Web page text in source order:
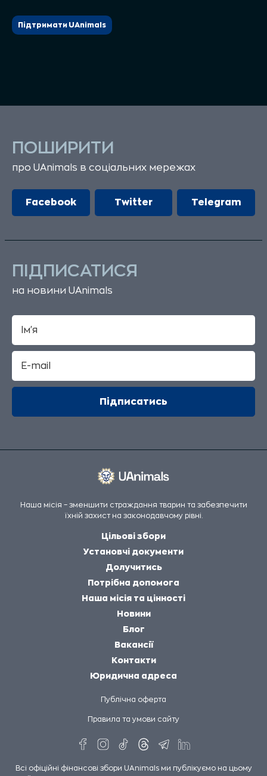
Підтримати UAnimals
ПОШИРИТИ
про UAnimals в соціальних мережах
Facebook Twitter Telegram
ПІДПИСАТИСЯ
на новини UAnimals
Наша місія – зменшити страждання тварин та забезпечити
їхній захист на законодавчому рівні.
Цільові збори
Установчі документи
Долучитись
Потрібна допомога
Наша місія та цінності
Новини
Блог
Вакансії
Контакти
Юридична адреса
Публічна оферта
Правила та умови сайту
Всі офіційні фінансові збори UAnimals ми публікуємо на цьому